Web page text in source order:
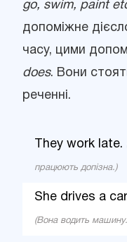
go, swim, paint
допоміжне
часу, цими
does. Вони
реченні.
They work late.
працюють допізна.)
She drives a
(Вона водить